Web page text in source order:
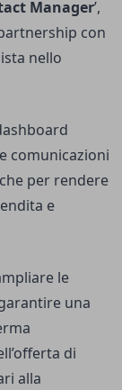
Manager’,
con
nello
comunicazioni
per rendere
e
le
una
di
alla